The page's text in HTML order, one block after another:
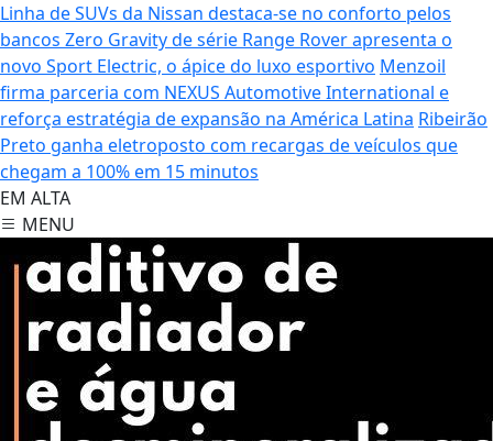
Linha de SUVs da Nissan destaca-se no conforto pelos
bancos Zero Gravity de série Range Rover apresenta o
novo Sport Electric, o ápice do luxo esportivo Menzoil
firma parceria com NEXUS Automotive International e
reforça estratégia de expansão na América Latina Ribeirão
Preto ganha eletroposto com recargas de veículos que
chegam a 100% em 15 minutos
EM ALTA
MENU